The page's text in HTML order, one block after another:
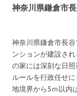
神奈川県鎌倉市
神奈川県鎌倉市長
ンションが建設さ
の家には深刻な日
ルールを行政任せ
地境界から5ｍ以内